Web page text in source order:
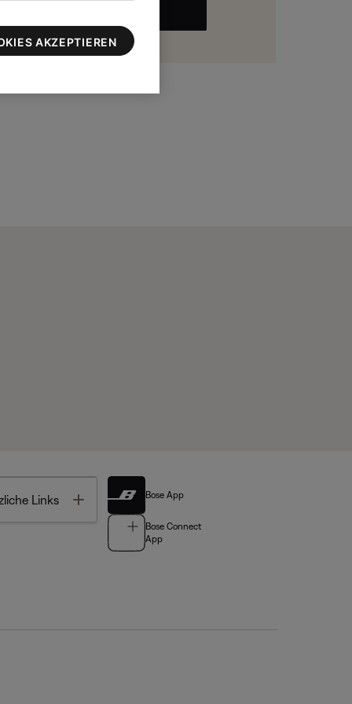
Links Toggle Bose App
Bose Connect
App
AKZEPTIEREN